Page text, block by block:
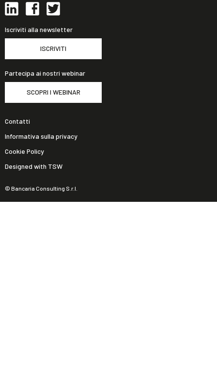
Iscriviti alla newsletter
ISCRIVITI
Partecipa ai nostri webinar
SCOPRI I WEBINAR
© Bancaria Consulting S.r.l.
Contatti
Informativa sulla privacy
Cookie Policy
Designed with TSW